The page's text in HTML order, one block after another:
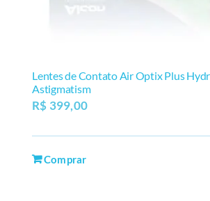
Lentes de Contato Air Optix Plus
Astigmatism
R$ 399,00
Comprar